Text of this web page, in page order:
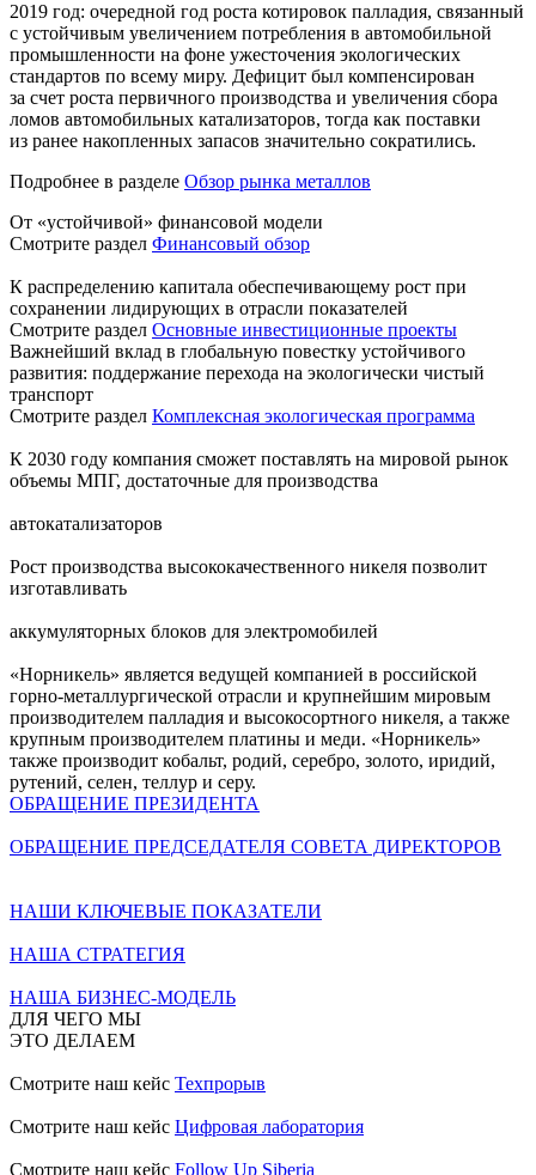
2019 год: очередной год роста котировок палладия, связанный
с устойчивым увеличением потребления в автомобильной
промышленности на фоне ужесточения экологических
стандартов по всему миру. Дефицит был компенсирован
за счет роста первичного производства и увеличения сбора
ломов автомобильных катализаторов, тогда как поставки
из ранее накопленных запасов значительно сократились.
Подробнее в разделе Обзор рынка металлов
От «устойчивой» финансовой модели
Смотрите раздел Финансовый обзор
К распределению капитала обеспечивающему рост при
сохранении лидирующих в отрасли показателей
Смотрите раздел Основные инвестиционные проекты
Важнейший вклад в глобальную повестку устойчивого
развития: поддержание перехода на экологически чистый
транспорт
Смотрите раздел Комплексная экологическая программа
К 2030 году компания сможет поставлять на мировой рынок
объемы МПГ, достаточные для производства
автокатализаторов
Рост производства высококачественного никеля позволит
изготавливать
аккумуляторных блоков для электромобилей
«Норникель» является ведущей компанией в российской
горно-металлургической отрасли и крупнейшим мировым
производителем палладия и высокосортного никеля, а также
крупным производителем платины и меди. «Норникель»
также производит кобальт, родий, серебро, золото, иридий,
рутений, селен, теллур и серу.
ОБРАЩЕНИЕ ПРЕЗИДЕНТА
ОБРАЩЕНИЕ ПРЕДСЕДАТЕЛЯ СОВЕТА ДИРЕКТОРОВ
НАШИ КЛЮЧЕВЫЕ ПОКАЗАТЕЛИ
НАША СТРАТЕГИЯ
НАША БИЗНЕС-МОДЕЛЬ
ДЛЯ ЧЕГО МЫ
ЭТО ДЕЛАЕМ
Смотрите наш кейс Техпрорыв
Смотрите наш кейс Цифровая лаборатория
Смотрите наш кейс Follow Up Siberia